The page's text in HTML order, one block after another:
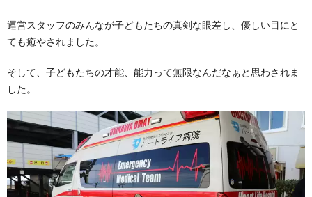
運営スタッフのみんなが子どもたちの真剣な眼差し、優しい目にと
ても癒やされました。
そして、子どもたちの才能、能力って無限なんだなぁと思わされま
した。